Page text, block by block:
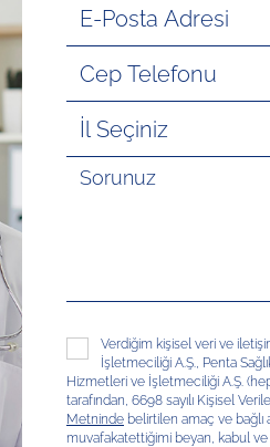
Verdiğim kişisel veri ve
İşletmeciliği A.Ş., Penta
Hizmetleri ve İşletmeciliği A.Ş.
tarafından, 6698 sayılı Kişisel
Metninde belirtilen amaç ve bağlı
muvafakatettiğimi beyan, kabul